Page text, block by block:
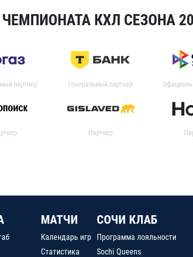
КХЛ СЕЗОНА
партнер Генеральный партнер
Партнер
МАТЧИ
Календарь игр
Статистика
СОЧИ КЛАБ
Программа лояльности
Sochi Queens